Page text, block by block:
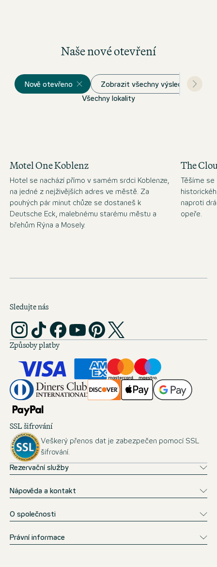
Naše nové otevření
Nově otevřeno Zobrazit všechny výsledky
Všechny lokality
Motel One Koblenz
Hotel se nachází přímo v samém srdci Koblenze,
na jedné z nejživějších adres ve městě. Za
pouhých pár minut chůze se dostaneš k
Deutsche Eck, malebnému starému městu a
břehům Rýna a Mosely.
The
Těšíme
naproti
opeře.
Sledujte nás
Způsoby platby
SSL šifrování
Veškerý přenos dat je zabezpečen pomocí SSL
šifrování.
Rezervační služby
Nápověda a kontakt
O společnosti
Právní informace